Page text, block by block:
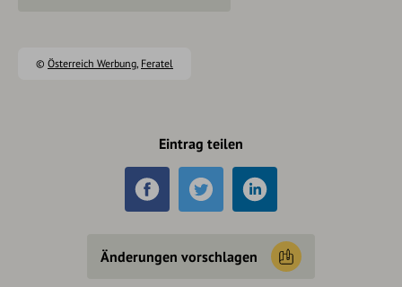
© Österreich Werbung, Feratel
Eintrag teilen
Änderungen vorschlagen